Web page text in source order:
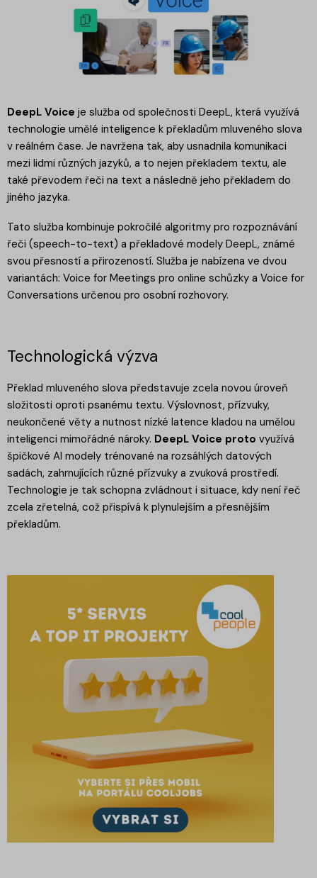
DeepL Voice je služba od společnosti DeepL, která využívá
technologie umělé inteligence k překladům mluveného slova
v reálném čase. Je navržena tak, aby usnadnila komunikaci
mezi lidmi různých jazyků, a to nejen překladem textu, ale
také převodem řeči na text a následně jeho překladem do
jiného jazyka.
Tato služba kombinuje pokročilé algoritmy pro rozpoznávání
řeči (speech-to-text) a překladové modely DeepL, známé
svou přesností a přirozeností. Služba je nabízena ve dvou
variantách: Voice for Meetings pro online schůzky a Voice for
Conversations určenou pro osobní rozhovory.
Technologická výzva
Překlad mluveného slova představuje zcela novou úroveň
složitosti oproti psanému textu. Výslovnost, přízvuky,
neukončené věty a nutnost nízké latence kladou na umělou
inteligenci mimořádné nároky. DeepL Voice proto využívá
špičkové AI modely trénované na rozsáhlých datových
sadách, zahrnujících různé přízvuky a zvuková prostředí.
Technologie je tak schopna zvládnout i situace, kdy není řeč
zcela zřetelná, což přispívá k plynulejším a přesnějším
překladům.